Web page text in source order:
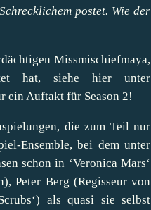
postet. Wie der
Missmischiefmaya,
hat, siehe hier unter
ein Auftakt für Season 2!
die zum Teil nur
Ensemble, bei dem unter
schon in ‘Veronica Mars‘
Peter Berg (Regisseur von
als quasi sie selbst